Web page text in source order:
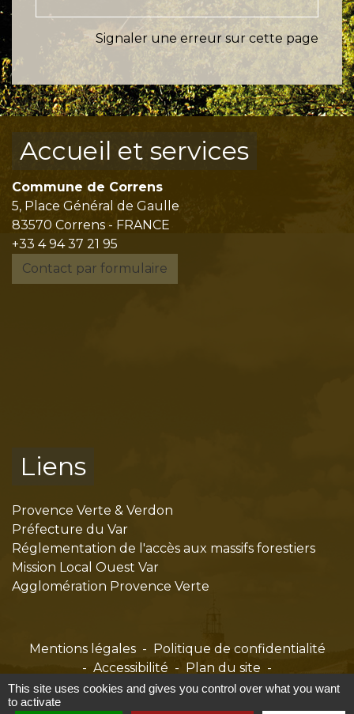
Signaler une erreur sur cette page
Accueil et services
Commune de Correns
5, Place Général de Gaulle
83570 Correns - FRANCE
+33 4 94 37 21 95
Contact par formulaire
Liens
Provence Verte & Verdon
Préfecture du Var
Réglementation de l'accès aux massifs forestiers
Mission Local Ouest Var
Agglomération Provence Verte
Mentions légales - Politique de confidentialité
- Accessibilité - Plan du site -
Gestion des cookies
This site uses cookies and gives you control over what you want
to activate